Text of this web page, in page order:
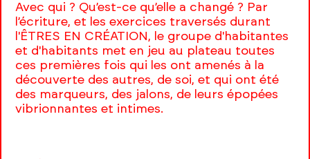
Avec qui ? Qu’est-ce qu’elle a changé ? Par
l’écriture, et les exercices traversés durant
l'ÊTRES EN CRÉATION, le groupe d'habitantes
et d'habitants met en jeu au plateau toutes
ces premières fois qui les ont amenés à la
découverte des autres, de soi, et qui ont été
des marqueurs, des jalons, de leurs épopées
vibrionnantes et intimes.